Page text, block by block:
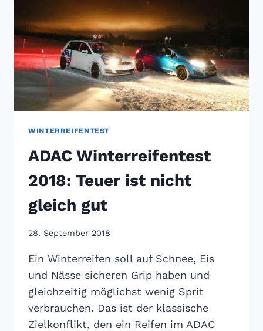
WINTERREIFENTEST
ADAC Winterreifentest
2018: Teuer ist nicht
gleich gut
28. September 2018
Ein Winterreifen soll auf Schnee, Eis
und Nässe sicheren Grip haben und
gleichzeitig möglichst wenig Sprit
verbrauchen. Das ist der klassische
Zielkonflikt, den ein Reifen im ADAC